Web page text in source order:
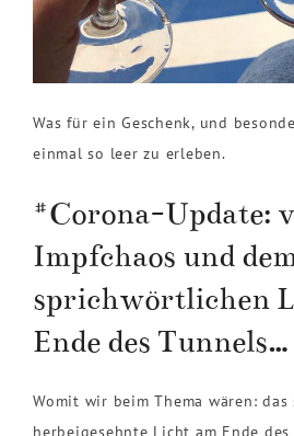
Was für ein Geschenk, und
einmal so leer zu erleben.
#Corona-Update:
Impfchaos und
sprichwörtlichen
Ende des Tunnels…
Womit wir beim Thema wären: das
herbeigesehnte Licht am Ende